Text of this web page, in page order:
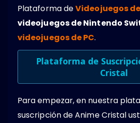
Plataforma deVideojuegos de
videojuegos de Nintendo
videojuegos de PC.
Plataforma de
Cristal
Para empezar, en nuestra
suscripción de Anime Cristal